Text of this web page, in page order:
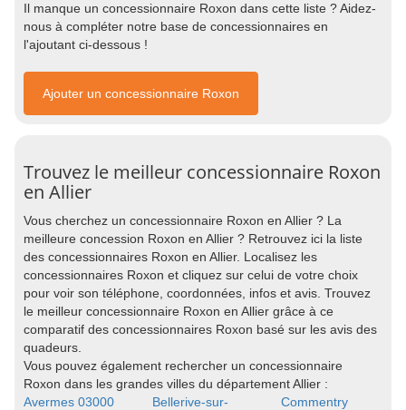
Il manque un concessionnaire Roxon dans cette liste ? Aidez-
nous à compléter notre base de concessionnaires en
l'ajoutant ci-dessous !
Ajouter un concessionnaire Roxon
Trouvez le meilleur concessionnaire Roxon
en Allier
Vous cherchez un concessionnaire Roxon en Allier ? La
meilleure concession Roxon en Allier ? Retrouvez ici la liste
des concessionnaires Roxon en Allier. Localisez les
concessionnaires Roxon et cliquez sur celui de votre choix
pour voir son téléphone, coordonnées, infos et avis. Trouvez
le meilleur concessionnaire Roxon en Allier grâce à ce
comparatif des concessionnaires Roxon basé sur les avis des
quadeurs.
Vous pouvez également rechercher un concessionnaire
Roxon dans les grandes villes du département Allier :
Avermes 03000
Bellerive-sur-
Commentry